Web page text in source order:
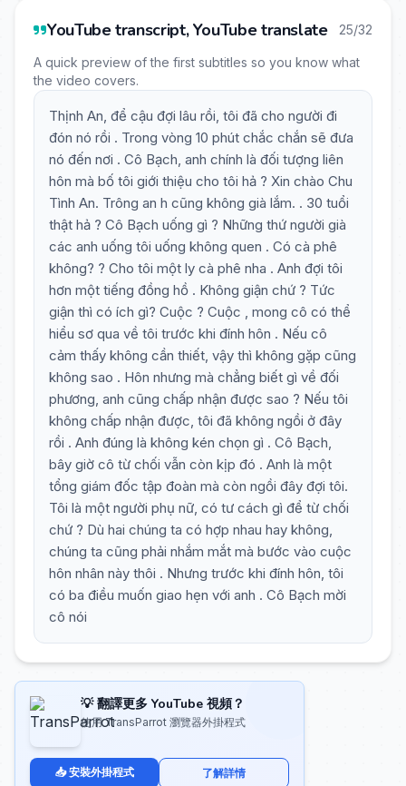
YouTube transcript, YouTube translate 25/32
A quick preview of the first subtitles so you know what
the video covers.
Thịnh An, để cậu đợi lâu rồi, tôi đã cho người đi
đón nó rồi . Trong vòng 10 phút chắc chắn sẽ đưa
nó đến nơi . Cô Bạch, anh chính là đối tượng liên
hôn mà bố tôi giới thiệu cho tôi hả ? Xin chào Chu
Tình An. Trông an h cũng không già lắm. . 30 tuổi
thật hả ? Cô Bạch uống gì ? Những thứ người già
các anh uống tôi uống không quen . Có cà phê
không? ? Cho tôi một ly cà phê nha . Anh đợi tôi
hơn một tiếng đồng hồ . Không giận chứ ? Tức
giận thì có ích gì? Cuộc ? Cuộc , mong cô có thể
hiểu sơ qua về tôi trước khi đính hôn . Nếu cô
cảm thấy không cần thiết, vậy thì không gặp cũng
không sao . Hôn nhưng mà chẳng biết gì về đối
phương, anh cũng chấp nhận được sao ? Nếu tôi
không chấp nhận được, tôi đã không ngồi ở đây
rồi . Anh đúng là không kén chọn gì . Cô Bạch,
bây giờ cô từ chối vẫn còn kịp đó . Anh là một
tổng giám đốc tập đoàn mà còn ngồi đây đợi tôi.
Tôi là một người phụ nữ, có tư cách gì để từ chối
chứ ? Dù hai chúng ta có hợp nhau hay không,
chúng ta cũng phải nhắm mắt mà bước vào cuộc
hôn nhân này thôi . Nhưng trước khi đính hôn, tôi
có ba điều muốn giao hẹn với anh . Cô Bạch mời
cô nói
💡 翻譯更多 YouTube 視頻？
使用 TransParrot 瀏覽器外掛程式
📥 安裝外掛程式 了解詳情